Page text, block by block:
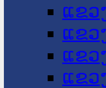
ແຂວ
ແຂວ
ແຂວ
ແຂວ